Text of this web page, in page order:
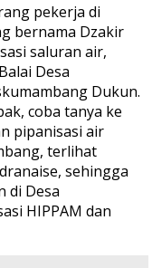
pekerja di
bernama Dzakir
saluran air,
Desa
Dukun.
coba tanya ke
pipanisasi air
terlihat
sehingga
di Desa
HIPPAM dan